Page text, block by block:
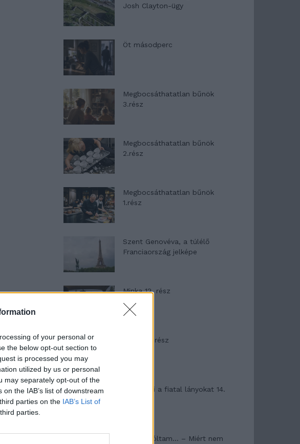
of your personal or
the below opt-out section to
is processed you may
utilized by us or personal
may separately opt-out of the
the IAB’s list of downstream
parties on the IAB’s List of
parties.
Josh Clayton-ügy
Öt másodperc
Megbocsáthatatlan bűnök
3.rész
Megbocsáthatatlan bűnök
2.rész
Megbocsáthatatlan bűnök
1.rész
Szent Genovéva, a túlélő
Franciaország jelképe
Minka 12. rész
Minka 11. rész
T. szereti a fiatal lányokat 14.
Pedig szóltam… – Miért nem